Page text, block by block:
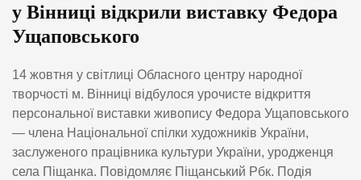
у Вінниці відкрили виставку Федора
Ущаповського
14 жовтня у світлиці Обласного центру народної
творчості м. Вінниці відбулося урочисте відкриття
персональної виставки живопису Федора Ущаповського
— члена Національної спілки художників України,
заслуженого працівника культури України, уродженця
села Піщанка. Повідомляє Піщанський Рбк. Подія